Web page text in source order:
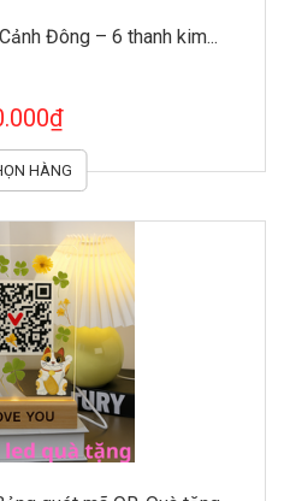
Đông – 6 thanh kim...
HÀNG